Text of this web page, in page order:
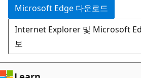
건
너
뛰
기
Microsoft Edge 다운로드
Internet Explorer 및 Microsoft
보